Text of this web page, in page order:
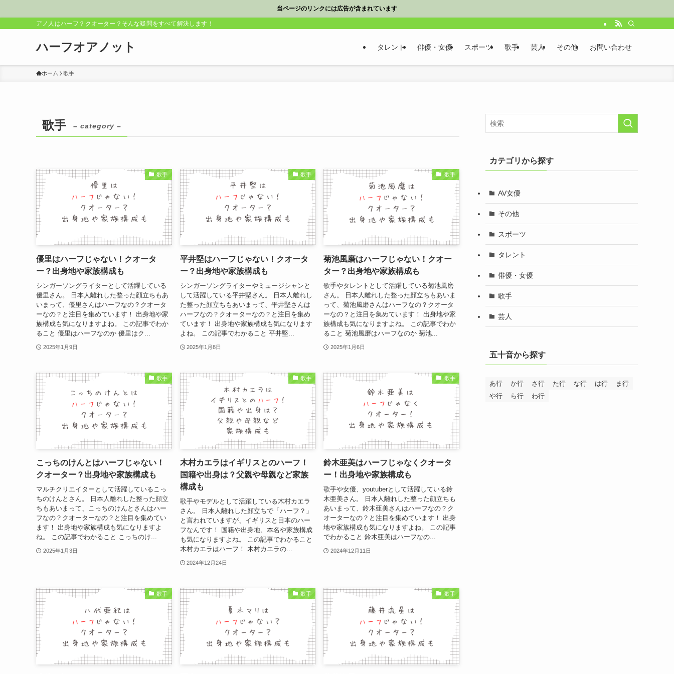
当ページのリンクには広告が含まれています
アノ人はハーフ？クオーター？そんな疑問をすべて解決します！
ハーフオアノット タレント 俳優・女優 スポーツ 歌手 芸人 その他 お問い合わせ
ホーム 歌手
歌手 – category –
歌手
優里はハーフじゃない！クオータ
ー？出身地や家族構成も
シンガーソングライターとして活躍している
優里さん。 日本人離れした整った顔立ちもあ
いまって、優里さんはハーフなの？クオータ
ーなの？と注目を集めています！ 出身地や家
族構成も気になりますよね。 この記事でわか
ること 優里はハーフなのか 優里はク...
2025年1月9日
歌手
平井堅はハーフじゃない！クオータ
ー？出身地や家族構成も
シンガーソングライターやミュージシャンと
して活躍している平井堅さん。 日本人離れし
た整った顔立ちもあいまって、平井堅さんは
ハーフなの？クオーターなの？と注目を集め
ています！ 出身地や家族構成も気になります
よね。 この記事でわかること 平井堅...
2025年1月8日
歌手
菊池風磨はハーフじゃない！クオー
ター？出身地や家族構成も
歌手やタレントとして活躍している菊池風磨
さん。 日本人離れした整った顔立ちもあいま
って、菊池風磨さんはハーフなの？クオータ
ーなの？と注目を集めています！ 出身地や家
族構成も気になりますよね。 この記事でわか
ること 菊池風磨はハーフなのか 菊池...
2025年1月6日
歌手
こっちのけんとはハーフじゃない！
クオーター？出身地や家族構成も
マルチクリエイターとして活躍しているこっ
ちのけんとさん。 日本人離れした整った顔立
ちもあいまって、こっちのけんとさんはハー
フなの？クオーターなの？と注目を集めてい
ます！ 出身地や家族構成も気になりますよ
ね。 この記事でわかること こっちのけ...
2025年1月3日
歌手
木村カエラはイギリスとのハーフ！
国籍や出身は？父親や母親など家族
構成も
歌手やモデルとして活躍している木村カエラ
さん。 日本人離れした顔立ちで「ハーフ？」
と言われていますが、イギリスと日本のハー
フなんです！ 国籍や出身地、本名や家族構成
も気になりますよね。 この記事でわかること
木村カエラはハーフ！ 木村カエラの...
2024年12月24日
歌手
鈴木亜美はハーフじゃなくクオータ
ー！出身地や家族構成も
歌手や女優、youtuberとして活躍している鈴
木亜美さん。 日本人離れした整った顔立ちも
あいまって、鈴木亜美さんはハーフなの？ク
オーターなの？と注目を集めています！ 出身
地や家族構成も気になりますよね。 この記事
でわかること 鈴木亜美はハーフなの...
2024年12月11日
歌手 歌手 歌手
カテゴリから探す
AV女優
その他
スポーツ
タレント
俳優・女優
歌手
芸人
五十音から探す
あ行 か行 さ行 た行 な行 は行
ま行
や行
ら行 わ行